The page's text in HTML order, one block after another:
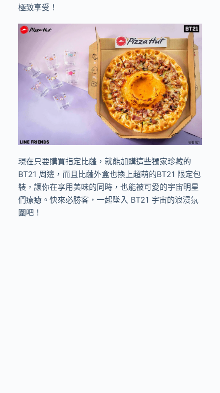
極致享受！
現在只要購買指定比薩，就能加購這些獨家珍藏的
BT21 周邊，而且比薩外盒也換上超萌的BT21 限定包
裝，讓你在享用美味的同時，也能被可愛的宇宙明星
們療癒。快來必勝客，一起墜入 BT21 宇宙的浪漫氛
圍吧！